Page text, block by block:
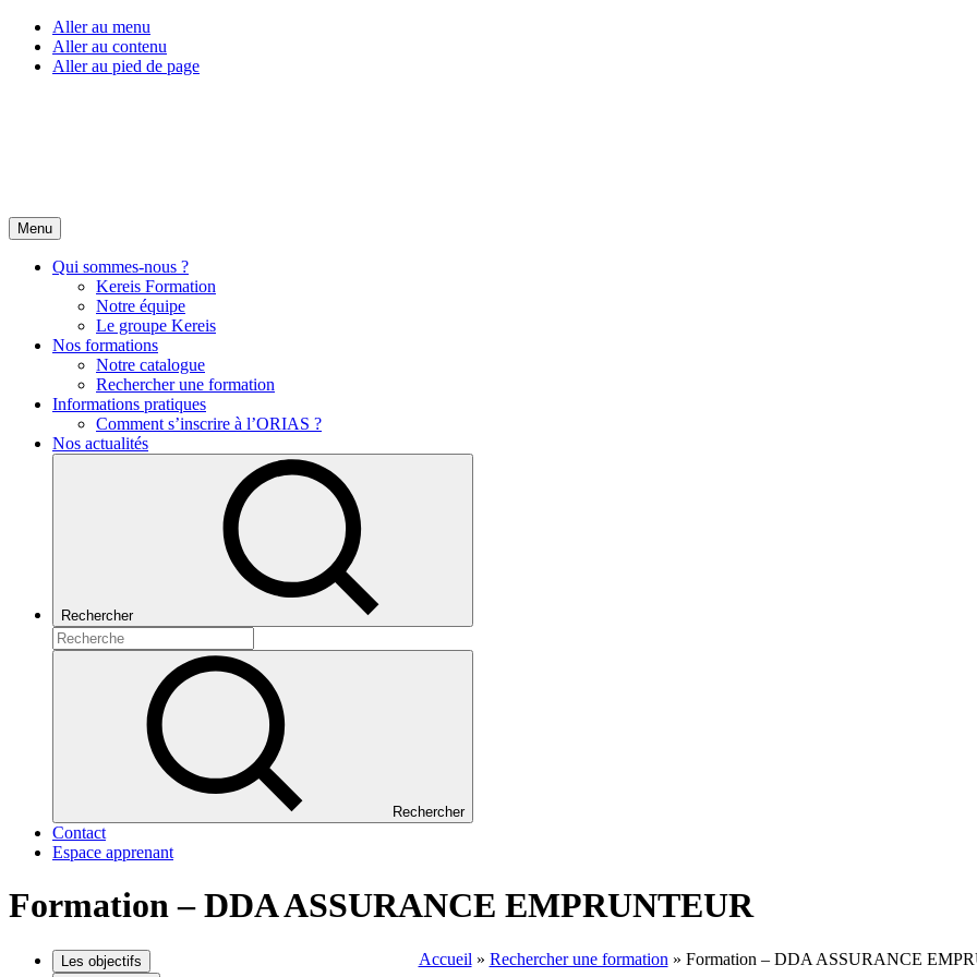
Aller au menu
Aller au contenu
Aller au pied de page
Menu
Qui sommes-nous ?
Kereis Formation
Notre équipe
Le groupe Kereis
Nos formations
Notre catalogue
Rechercher une formation
Informations pratiques
Comment s’inscrire à l’ORIAS ?
Nos actualités
Rechercher
Rechercher
Contact
Espace apprenant
Formation – DDA ASSURANCE EMPRUNTEUR
Accueil » Rechercher une formation » Formation – DDA ASSURANCE
Les objectifs